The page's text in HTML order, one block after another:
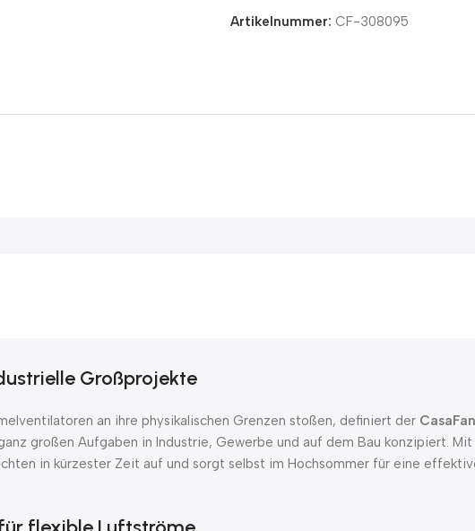
Artikelnummer: CF-308095
Großprojekte
an ihre physikalischen Grenzen stoßen, definiert der
großen Aufgaben in Industrie, Gewerbe und auf dem Bau konzipiert.
in kürzester Zeit auf und sorgt selbst im Hochsommer für eine